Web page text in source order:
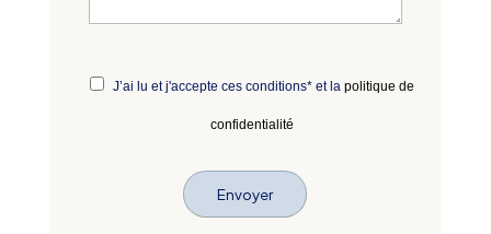
J’ai lu et j'accepte ces conditions* et la politique de
confidentialité